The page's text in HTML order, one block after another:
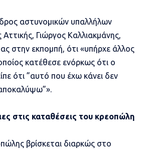
αστυνομικών υπαλλήλων
Γιώργος Καλλιακμάνης,
στην εκπομπή, ότι «υπήρχε άλλος
κατέθεσε ενόρκως ότι ο
ότι ”αυτό που έχω κάνει δεν
στις καταθέσεις του κρεοπώλη
βρίσκεται διαρκώς στο